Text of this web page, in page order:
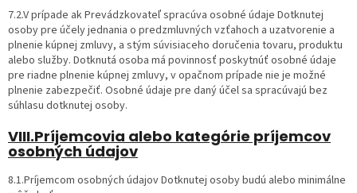
7.2.V prípade ak Prevádzkovateľ spracúva osobné údaje Dotknutej
osoby pre účely jednania o predzmluvných vzťahoch a uzatvorenie a
plnenie kúpnej zmluvy, a stým súvisiaceho doručenia tovaru, produktu
alebo služby. Dotknutá osoba má povinnosť poskytnúť osobné údaje
pre riadne plnenie kúpnej zmluvy, v opačnom prípade nie je možné
plnenie zabezpečiť. Osobné údaje pre daný účel sa spracúvajú bez
súhlasu dotknutej osoby.
VIII.Príjemcovia alebo kategórie príjemcov
osobných údajov
8.1.Príjemcom osobných údajov Dotknutej osoby budú alebo minimálne